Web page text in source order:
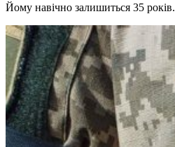
Йому навічно залишиться 35 років.